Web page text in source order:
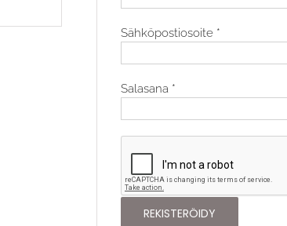
Sähköpostiosoite *
Salasana *
REKISTERÖIDY